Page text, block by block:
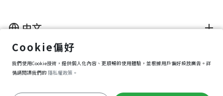
隱私權保護政策
資訊安全政策
中文
Cookie偏好
我們使用Cookie技術，提供個人化內容、更順暢的使用體驗，並根據用戶偏好投放廣告。詳
情請閱讀我們的 隱私權政策。